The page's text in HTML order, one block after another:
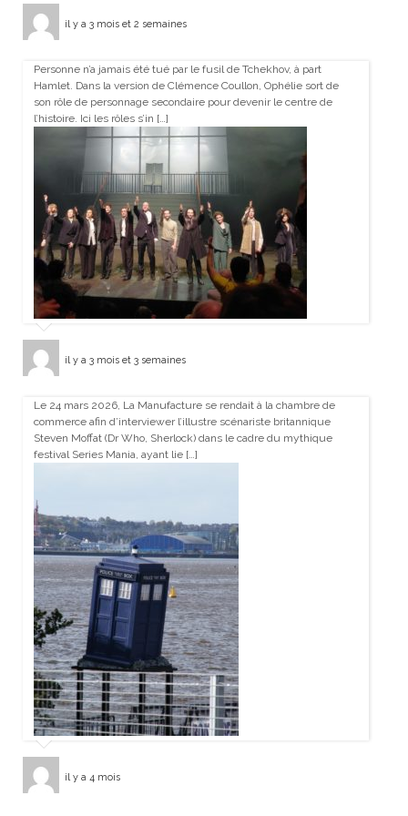
il y a 3 mois et 2 semaines
Personne n’a jamais été tué par le fusil de Tchekhov, à part
Hamlet. Dans la version de Clémence Coullon, Ophélie sort de
son rôle de personnage secondaire pour devenir le centre de
l’histoire. Ici les rôles s’in […]
il y a 3 mois et 3 semaines
Le 24 mars 2026, La Manufacture se rendait à la chambre de
commerce afin d’interviewer l’illustre scénariste britannique
Steven Moffat (Dr Who, Sherlock) dans le cadre du mythique
festival Series Mania, ayant lie […]
il y a 4 mois